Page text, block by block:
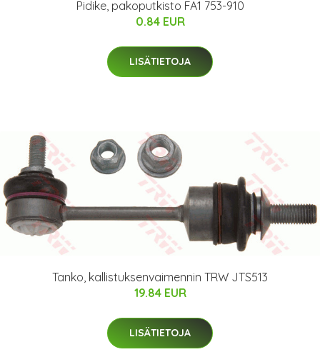
Pidike, pakoputkisto FA1 753-910
0.84 EUR
LISÄTIETOJA
Tanko, kallistuksenvaimennin TRW JTS513
19.84 EUR
LISÄTIETOJA